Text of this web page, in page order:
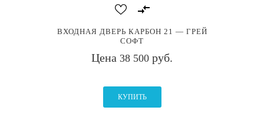
ВХОДНАЯ ДВЕРЬ КАРБОН 21 — ГРЕЙ
СОФТ
Цена 38 500 руб.
КУПИТЬ